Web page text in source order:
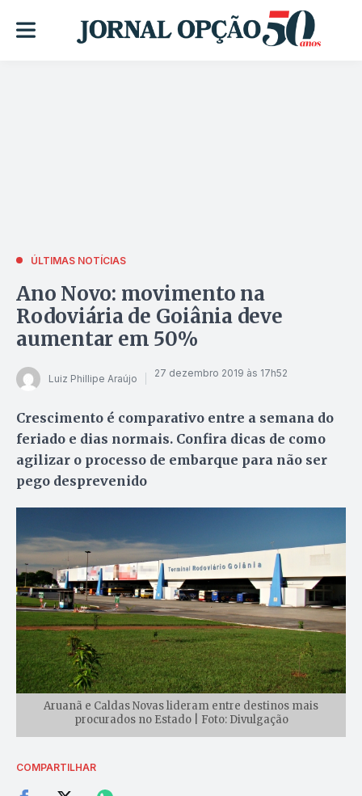
ÚLTIMAS NOTÍCIAS
Ano Novo: movimento na
Rodoviária de Goiânia deve
aumentar em 50%
Luiz Phillipe Araújo 27 dezembro 2019 às 17h52
Crescimento é comparativo entre a semana do
feriado e dias normais. Confira dicas de como
agilizar o processo de embarque para não ser
pego desprevenido
Aruanã e Caldas Novas lideram entre destinos mais
procurados no Estado | Foto: Divulgação
COMPARTILHAR